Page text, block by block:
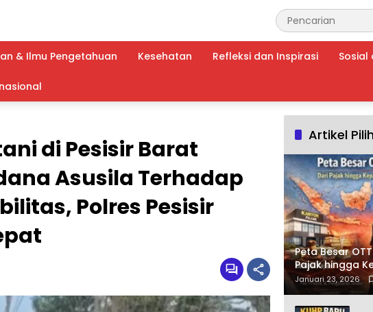
& Ilmu Pengetahuan Kesehatan Refleksi dan Inspirasi Sosial
di Pesisir Barat
Asusila Terhadap
Polres Pesisir
Artikel
Peta Besar
Pajak hingga
Wajah Korupsi
Januari 23, 2026